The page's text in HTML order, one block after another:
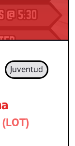
Juventud